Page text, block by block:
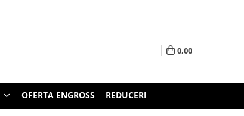
0,00
OFERTA ENGROSS REDUCERI